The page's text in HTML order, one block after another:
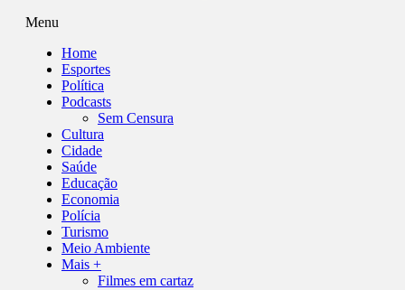
Menu
Home
Esportes
Política
Podcasts
Sem Censura
Cultura
Cidade
Saúde
Educação
Economia
Polícia
Turismo
Meio Ambiente
Mais +
Filmes em cartaz